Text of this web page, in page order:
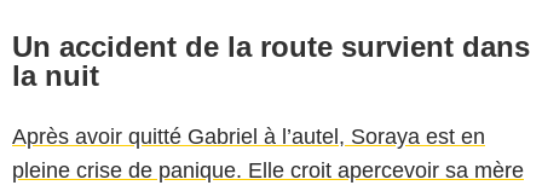
Un accident de la route survient dans
la nuit
Après avoir quitté Gabriel à l’autel, Soraya est en
pleine crise de panique. Elle croit apercevoir sa mère